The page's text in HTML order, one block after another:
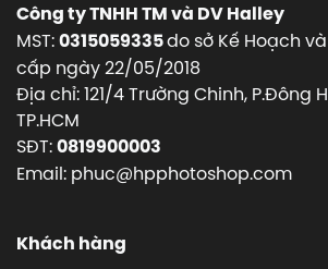
Công ty TNHH TM và DV Halley
MST:0315059335do sở Kế Hoạch và
cấp ngày 22/05/2018
Địa chỉ: 121/4 Trường Chinh, P.Đông
TP.HCM
SĐT:0819900003
Email: phuc@hpphotoshop.com
Khách hàng